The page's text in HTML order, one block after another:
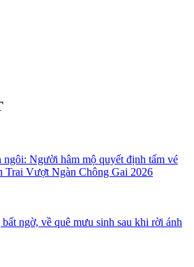
Người hâm mộ quyết định tấm vé
Trai Vượt Ngàn Chông Gai 2026
ngờ, về quê mưu sinh sau khi rời ánh